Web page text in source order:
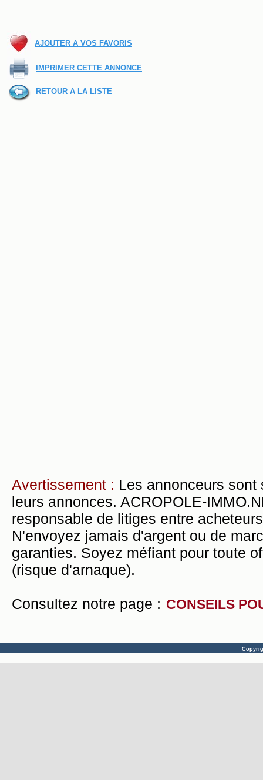
AJOUTER A VOS FAVORIS
IMPRIMER CETTE ANNONCE
RETOUR A LA LISTE
Avertissement : Les annonceurs
leurs annonces. ACROPOLE-
responsable de litiges entre
N'envoyez jamais d'argent ou de
garanties. Soyez méfiant pour toute
(risque d'arnaque).
Consultez notre page : CONSEILS